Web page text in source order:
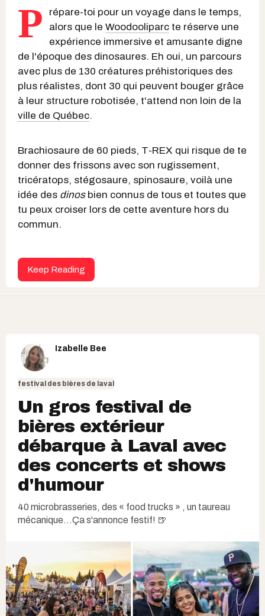
P
répare-toi pour un voyage dans le temps,
alors que le Woodooliparc te réserve une
expérience immersive et amusante digne
de l'époque des dinosaures. Eh oui, un parcours
avec plus de 130 créatures préhistoriques des
plus réalistes, dont 30 qui peuvent bouger grâce
à leur structure robotisée, t'attend non loin de la
ville de Québec.
Brachiosaure de 60 pieds, T-REX qui risque de te
donner des frissons avec son rugissement,
tricératops, stégosaure, spinosaure, voilà une
idée des dinosbien connus de tous et toutes que
tu peux croiser lors de cette aventure hors du
commun.
Keep Reading
Izabelle Bee
festival des bières de laval
Un gros festival de
bières extérieur
débarque à Laval avec
des concerts et shows
d'humour
40 microbrasseries, des « food trucks » , un taureau
mécanique...Ça s'annonce festif! 🍺